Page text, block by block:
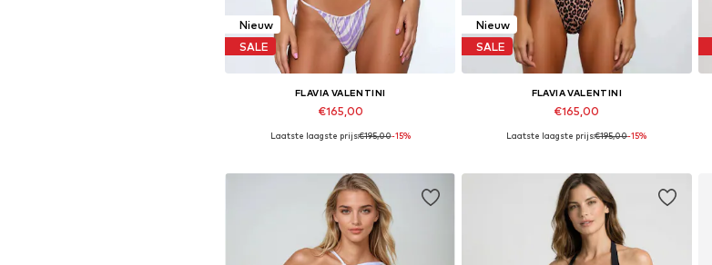
Nieuw
SALE
FLAVIA VALENTINI
€165,00
Beschikbare maten: S, M, L
Laatste laagste prijs:€195,00-15%
Nieuw
SALE
FLAVIA VALENTINI
€165,00
Beschikbare maten: XS, S, M, L
Laatste laagste prijs:€195,00-15%